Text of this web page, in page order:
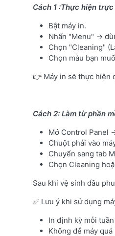
Cách 1 :Thực hiện
Bật máy in.
Nhấn "Menu" →
Chọn "Cleaning"
Chọn màu bạn
👉 Máy in sẽ thực hiện
Cách 2: Làm từ phần
Mở Control Panel
Chuột phải vào
Chuyển sang tab
Chọn Cleaning
Sau khi vệ sinh đầu
✅ Lưu ý khi sử dụng
In định kỳ mỗi
Không để máy